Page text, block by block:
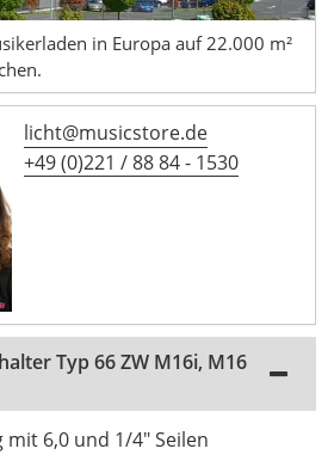
in Europa auf 22.000 m²
licht@musicstore.de
+49 (0)221 / 88 84 - 1530
Typ 66 ZW M16i, M16
6,0 und 1/4" Seilen